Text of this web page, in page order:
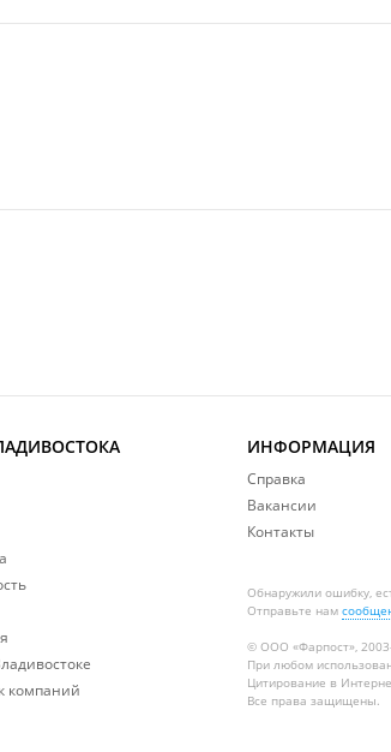
компаний
ИНФОРМАЦИЯ
Справка
Вакансии
Контакты
Обнаружили ошибку,
Отправьте нам
© ООО «Фарпост»,
При любом
Цитирование в
Все права защищены.